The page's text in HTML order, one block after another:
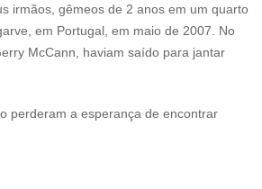
irmãos, gêmeos de 2 anos em um quarto
em Portugal, em maio de 2007. No
McCann, haviam saído para jantar
perderam a esperança de encontrar